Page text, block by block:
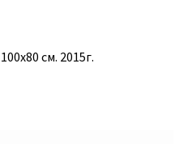
см. 2015г.